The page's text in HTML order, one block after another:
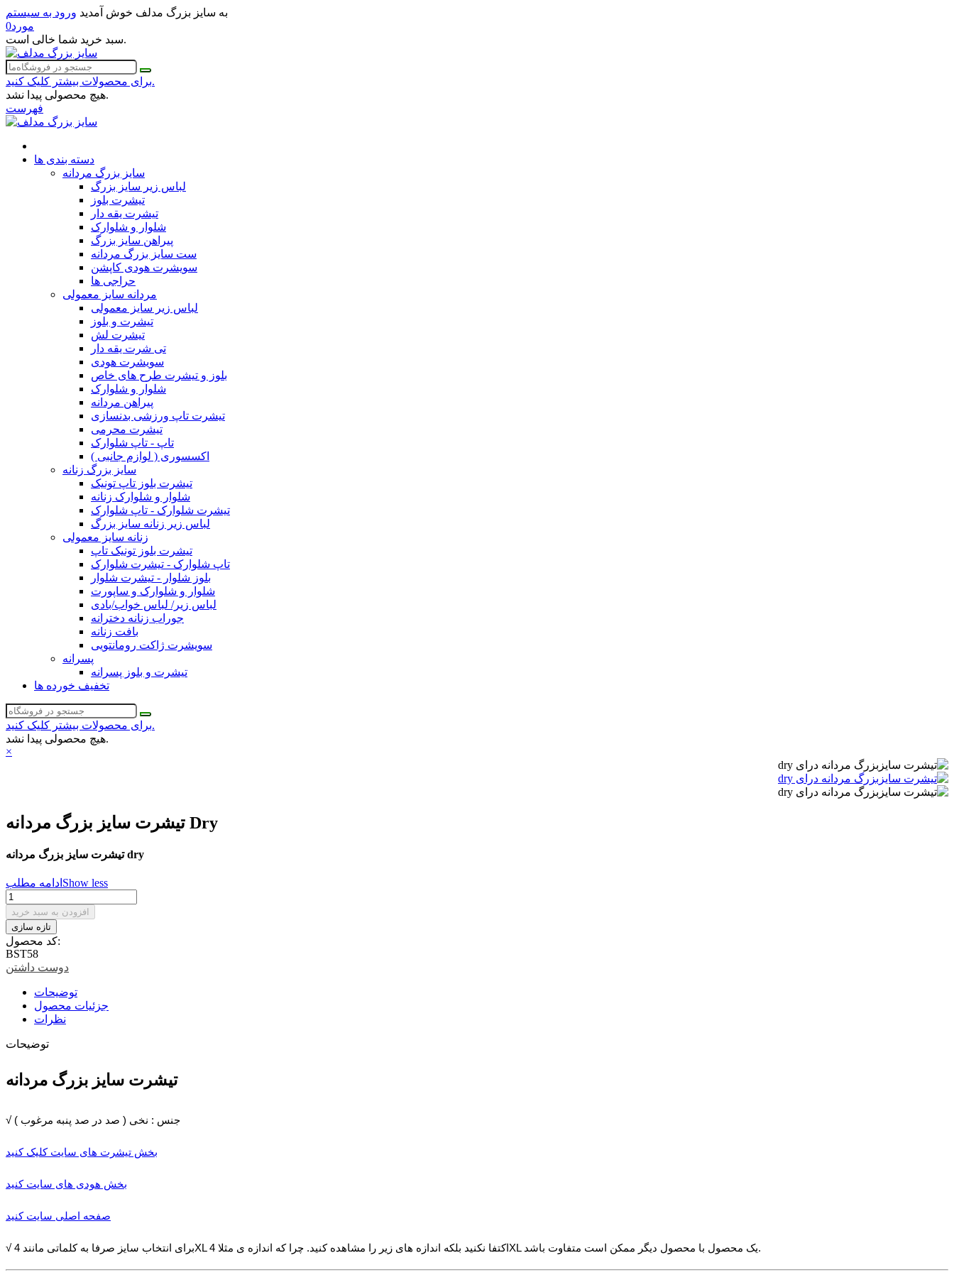
به سایز بزرگ مدلف خوش آمدید ورود به سیستم
0مورد
سبد خرید شما خالی است.
برای محصولات بیشتر کلیک کنید.
هیچ محصولی پیدا نشد.
فهرست
دسته بندی ها
سایز بزرگ مردانه
لباس زیر سایز بزرگ
تیشرت بلوز
تیشرت یقه دار
شلوار و شلوارک
پیراهن سایز بزرگ
ست سایز بزرگ مردانه
سویشرت هودی کاپشن
حراجی ها
مردانه سایز معمولی
لباس زیر سایز معمولی
تیشرت و بلوز
تیشرت لش
تی شرت یقه دار
سویشرت هودی
بلوز و تیشرت طرح های خاص
شلوار و شلوارک
پیراهن مردانه
تیشرت تاپ ورزشی بدنسازی
تیشرت محرمی
تاپ - تاپ شلوارک
اکسسوری ( لوازم جانبی )
سایز بزرگ زنانه
تیشرت بلوز تاپ تونیک
شلوار و شلوارک زنانه
تیشرت شلوارک - تاپ شلوارک
لباس زیر زنانه سایز بزرگ
زنانه سایز معمولی
تیشرت بلوز تونیک تاپ
تاپ شلوارک - تیشرت شلوارک
بلوز شلوار - تیشرت شلوار
شلوار و شلوارک و ساپورت
لباس زیر/ لباس خواب/بادی
جوراب زنانه دخترانه
بافت زنانه
سویشرت ژاکت رومانتویی
پسرانه
تیشرت و بلوز پسرانه
تخفیف خورده ها
برای محصولات بیشتر کلیک کنید.
هیچ محصولی پیدا نشد.
×
تیشرت سایز بزرگ مردانه Dry
تیشرت سایز بزرگ مردانه dry
ادامه مطلب Show less
افزودن به سبد خرید
کد محصول:
BST58
دوست داشتن
توضیحات
جزئیات محصول
نظرات
توضیحات
تیشرت سایز بزرگ مردانه
بخش تیشرت های سایت کلیک کنید
بخش هودی های سایت کنید
صفحه اصلی سایت کنید
√ برای انتخاب سایز صرفا به کلماتی مانند 4XL اکتفا نکنید بلکه اندازه های زیر را مشاهده کنید. چرا که اندازه ی مثلا 4XL یک محصول با محصول دیگر ممکن است متفاوت باشد.